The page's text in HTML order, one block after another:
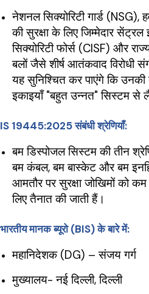
नेशनल सिक्योरिटी गार्ड (NSG),
की सुरक्षा के लिए जिम्मेदार
सिक्योरिटी फोर्स (CISF) और
बलों जैसे शीर्ष आतंकवाद विरोधी
यह सुनिश्चित कर पाएंगे कि
इकाइयाँ "बहुत उन्नत" सिस्टम से
IS 19445:2025 संबंधी श्रेणियाँ:
बम डिस्पोजल सिस्टम की तीन
बम कंबल, बम बास्केट और बम
आमतौर पर सुरक्षा जोखिमों को
लिए तैनात की जाती हैं।
भारतीय मानक ब्यूरो (BIS) के बारे में:
महानिदेशक (DG) – संजय गर्ग
मुख्यालय- नई दिल्ली, दिल्ली